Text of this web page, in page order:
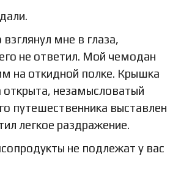
мне в глаза,
не ответил. Мой чемодан
на откидной полке. Крышка
незамысловатый
путешественника выставлен
легкое раздражение.
не подлежат у вас